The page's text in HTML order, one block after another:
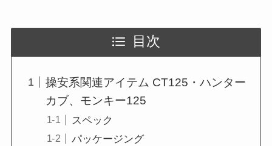
目次
操安系関連アイテム CT125・ハンター
カブ、モンキー125
スペック
パッケージング